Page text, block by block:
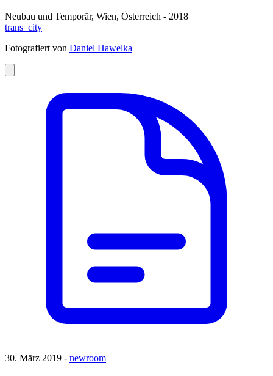
Neubau und Temporär, Wien, Österreich - 2018
trans_city
Fotografiert von Daniel Hawelka
30. März 2019 - newroom